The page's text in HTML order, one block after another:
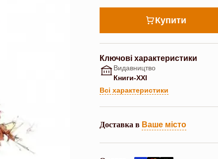
Купити
Ключові характеристики
Видавництво
Книги-ХХІ
Всі характеристики
Доставка в Ваше місто